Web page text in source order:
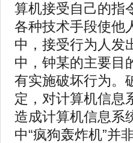
算机接受自己的指
各种技术手段使他
中，接受行为人发
中，钟某的主要目
有实施破坏行为。
定，对计算机信息
造成计算机信息系
中“疯狗轰炸机”并